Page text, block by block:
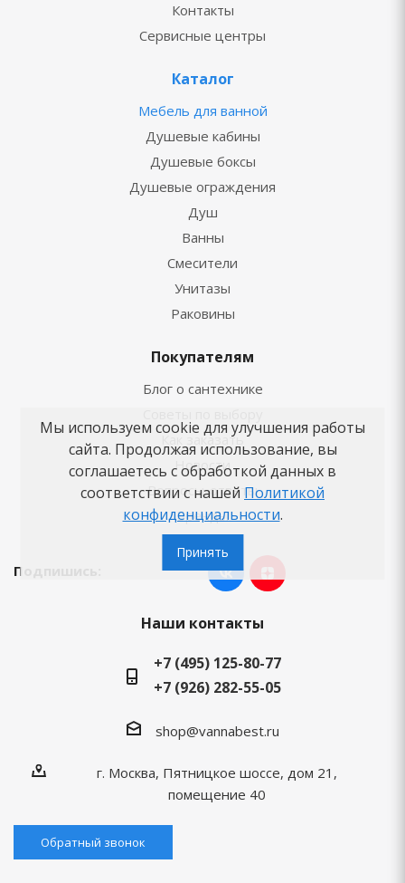
Контакты
Сервисные центры
Каталог
Мебель для ванной
Душевые кабины
Душевые боксы
Душевые ограждения
Душ
Ванны
Смесители
Унитазы
Раковины
Покупателям
Блог о сантехнике
Как заказать
Новости
Вопросы-ответы
Бренды
Подпишись:
Наши контакты
+7 (495) 125-80-77
+7 (926) 282-55-05
shop@vannabest.ru
г. Москва, Пятницкое шоссе, дом 21,
помещение 40
Обратный звонок
Мы используем cookie для улучшения работы
сайта. Продолжая использование, вы
соглашаетесь с обработкой данных в
соответствии с нашей Политикой
конфиденциальности.
Принять